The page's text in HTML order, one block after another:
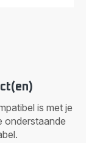
is met je
onderstaande